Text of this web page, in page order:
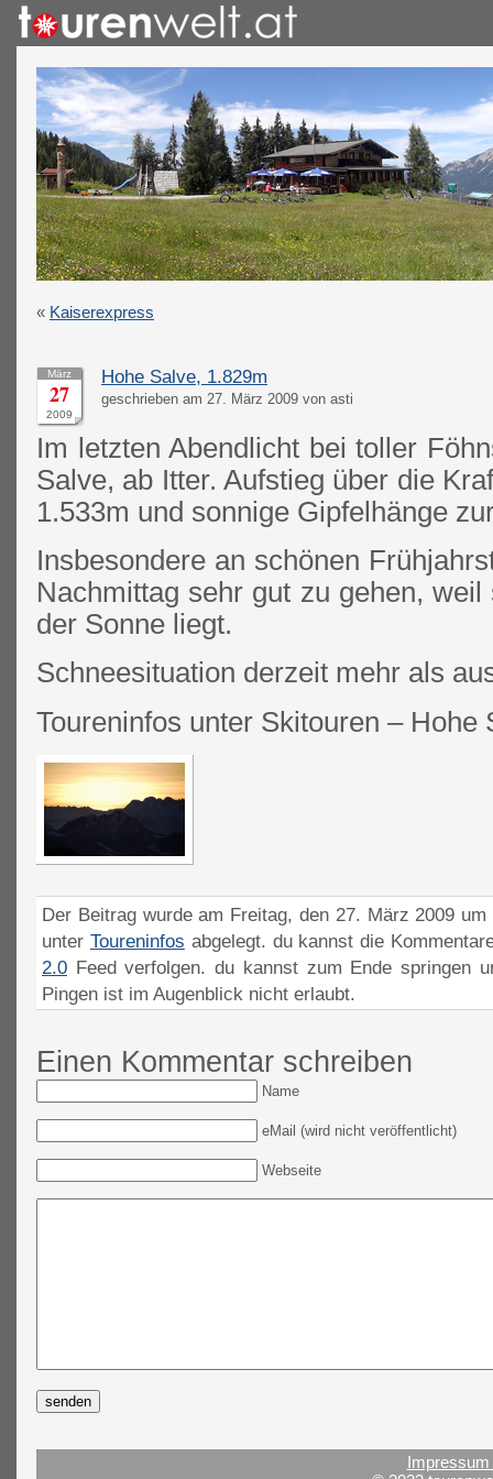
« Kaiserexpress
März
27
2009
Hohe Salve, 1.829m
geschrieben am 27. März 2009 von asti
Im letzten Abendlicht bei toller
Salve, ab Itter. Aufstieg über die
1.533m und sonnige Gipfelhänge
Insbesondere an schönen
Nachmittag sehr gut zu gehen,
der Sonne liegt.
Schneesituation derzeit mehr als
Toureninfos unter Skitouren – Hohe
Der Beitrag wurde am Freitag, den 27. März 2009
unter Toureninfos abgelegt. du kannst die
2.0 Feed verfolgen. du kannst zum Ende springen
Pingen ist im Augenblick nicht erlaubt.
Einen Kommentar schreiben
Name
eMail (wird nicht veröffentlicht)
Webseite